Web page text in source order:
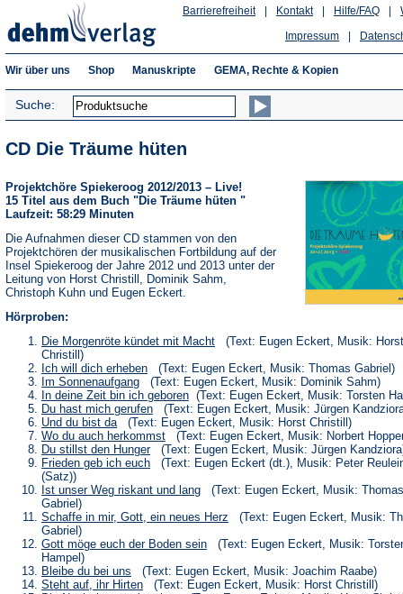
Hilfe/FAQ
Kontakt
Barrierefreiheit
Impressum
Wir über uns Shop Manuskripte GEMA, Rechte & Kopien
Suche:
CD Die Träume hüten
Projektchöre Spiekeroog 2012/2013 – Live!
15 Titel aus dem Buch "Die Träume hüten "
Laufzeit: 58:29 Minuten
Die Aufnahmen dieser CD stammen von den
Projektchören der musikalischen Fortbildung auf der
Insel Spiekeroog der Jahre 2012 und 2013 unter der
Leitung von Horst Christill, Dominik Sahm,
Christoph Kuhn und Eugen Eckert.
Hörproben:
Die Morgenröte kündet mit Macht(Öffnet
einem
neuen
Tab)
(Text: Eugen Eckert, Musik: Horst
Christill)
Ich will dich erheben(Öffnet
in
einem
neuen
Tab)
(Text: Eugen Eckert, Musik: Thomas Gabriel)
Im Sonnenaufgang(Öffnet
in
einem
neuen
Tab)
(Text: Eugen Eckert, Musik: Dominik Sahm)
In deine Zeit bin ich geboren(Öffnet
in
einem
neuen
Tab)
(Text: Eugen Eckert, Musik: Torsten
Du hast mich gerufen(Öffnet
in
einem
neuen
Tab)
(Text: Eugen Eckert, Musik: Jürgen
Und du bist da(Öffnet
in
einem
neuen
Tab)
(Text: Eugen Eckert, Musik: Horst Christill)
Wo du auch herkommst(Öffnet
in
einem
Tab)
(Text: Eugen Eckert, Musik: Norbert
Du stillst den Hunger(Öffnet
in
einem
neuen
Tab)
(Text: Eugen Eckert, Musik: Jürgen
Frieden geb ich euch(Öffnet
einem
neuen
Tab)
(Text: Eugen Eckert (dt.), Musik: Peter
(Satz))
Ist unser Weg riskant und lang(Öffnet
einem
neuen
Tab)
(Text: Eugen Eckert, Musik: Thomas
Gabriel)
Schaffe in mir, Gott, ein neues Herz (Öffnet
einem
Tab)
(Text: Eugen Eckert, Musik:
Gabriel)
Gott möge euch der Boden sein(Öffnet
einem
neuen
(Text: Eugen Eckert, Musik:
Hampel)
Bleibe du bei uns (Öffnet
in
(Text: Eugen Eckert, Musik: Joachim Raabe)
Steht auf, ihr Hirten(Öffnet
(Text: Eugen Eckert, Musik: Horst Christill)